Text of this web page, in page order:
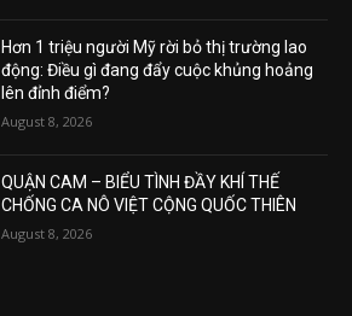
Hơn 1 triệu người Mỹ rời bỏ thị trường lao
động: Điều gì đang đẩy cuộc khủng hoảng
lên đỉnh điểm?
August 8, 2026
QUẬN CAM – BIỂU TÌNH ĐẦY KHÍ THẾ
CHỐNG CA NÔ VIỆT CỘNG QUỐC THIÊN
August 8, 2026